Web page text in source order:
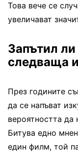
Това вече се
увеличават
Запътил
следваща
През годините
да се напъват
вероятността да
Битува едно
един филм, той